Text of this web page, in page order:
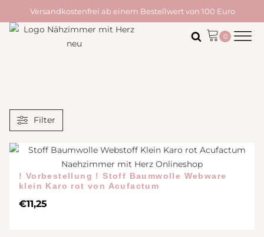
Versandkostenfrei ab einem Bestellwert von 100 Euro
Filter
! Vorbestellung ! Stoff Baumwolle Webware
klein Karo rot von Acufactum
€11,25